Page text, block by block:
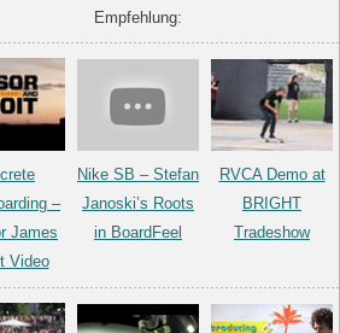
–
James
Video
Nike SB – Stefan
Janoski’s Roots
in BoardFeel
RVCA Demo at
BRIGHT
Tradeshow